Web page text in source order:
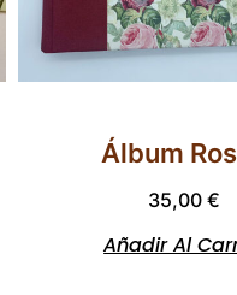
Álbum
35,00 €
Añadir Al